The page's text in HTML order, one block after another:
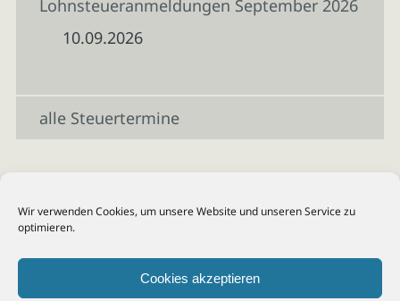
Wir verwenden Cookies, um unsere Website und unseren Service zu
optimieren.
Cookies akzeptieren
Lohnsteueranmeldungen September 2026
10.09.2026
alle Steuertermine